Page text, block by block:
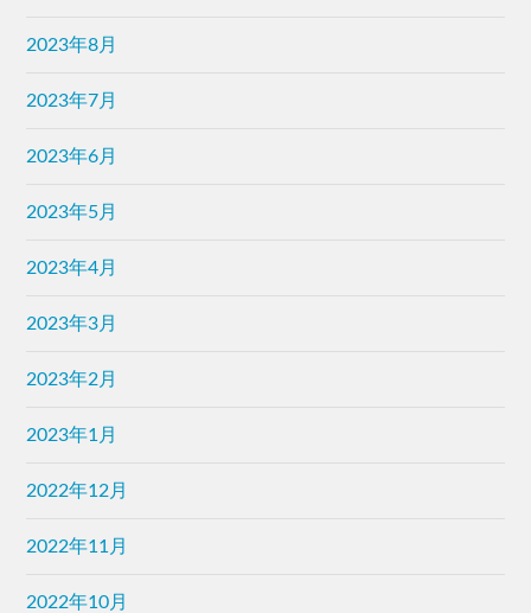
2023年8月
2023年7月
2023年6月
2023年5月
2023年4月
2023年3月
2023年2月
2023年1月
2022年12月
2022年11月
2022年10月